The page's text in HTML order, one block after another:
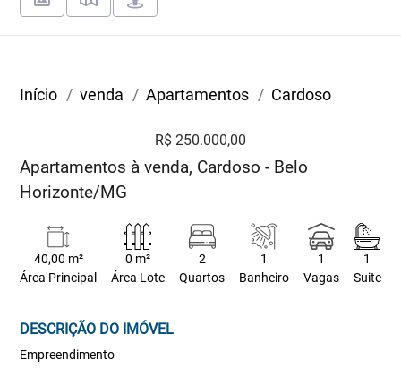
Início venda Apartamentos Cardoso
R$ 250.000,00
Apartamentos à venda, Cardoso - Belo
Horizonte/MG
40,00 m²
Área Principal
0 m²
Área Lote
2
Quartos
1
Banheiro
1
Vagas
1
Suite
DESCRIÇÃO DO IMÓVEL
Empreendimento